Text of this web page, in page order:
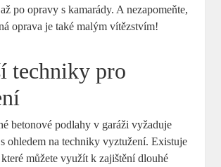
po opravy s kamarády. A nezapomeňte,
oprava je také malým vítězstvím!
techniky pro
betonové podlahy v garáži vyžaduje
ohledem na techniky vyztužení. Existuje
můžete využít k zajištění dlouhé